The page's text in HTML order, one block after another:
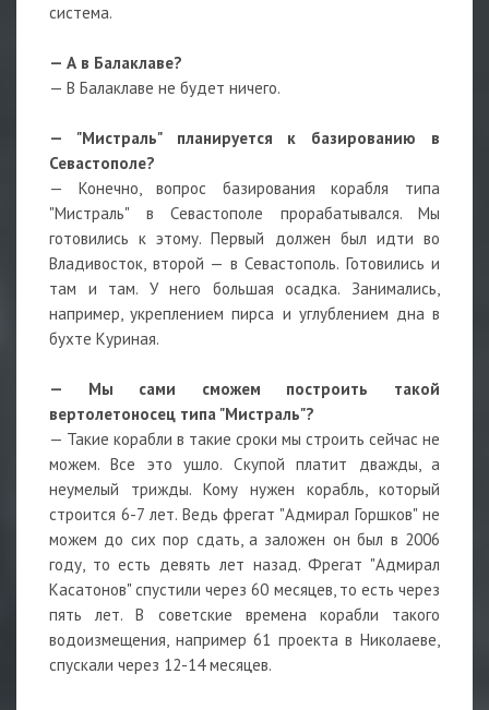
система.
— А в Балаклаве?
— В Балаклаве не будет ничего.
— "Мистраль" планируется к базированию в
Севастополе?
— Конечно, вопрос базирования корабля типа
"Мистраль" в Севастополе прорабатывался. Мы
готовились к этому. Первый должен был идти во
Владивосток, второй — в Севастополь. Готовились и
там и там. У него большая осадка. Занимались,
например, укреплением пирса и углублением дна в
бухте Куриная.
— Мы сами сможем построить такой
вертолетоносец типа "Мистраль"?
— Такие корабли в такие сроки мы строить сейчас не
можем. Все это ушло. Скупой платит дважды, а
неумелый трижды. Кому нужен корабль, который
строится 6-7 лет. Ведь фрегат "Адмирал Горшков" не
можем до сих пор сдать, а заложен он был в 2006
году, то есть девять лет назад. Фрегат "Адмирал
Касатонов" спустили через 60 месяцев, то есть через
пять лет. В советские времена корабли такого
водоизмещения, например 61 проекта в Николаеве,
спускали через 12-14 месяцев.